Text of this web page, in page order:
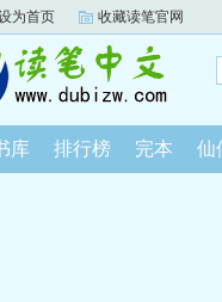
为首页 收藏读笔官网
库 排行榜 完本 仙